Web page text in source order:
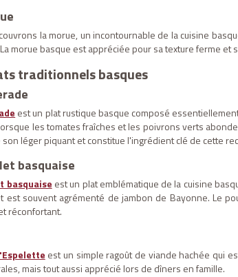
la morue, un incontournable de la cuisine
morue basque est appréciée pour sa texture ferme et
traditionnels basques
est un plat rustique basque composé
les tomates fraîches et les poivrons verts
léger piquant et constitue l'ingrédient clé de cette
basquaise
basquaise est un plat emblématique de la cuisine
est souvent agrémenté de jambon de Bayonne. Le
réconfortant.
est un simple ragoût de viande hachée qui
mais tout aussi apprécié lors de dîners en famille.